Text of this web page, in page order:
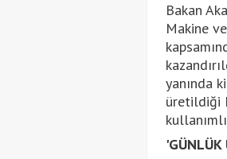
Bakan
Makine
yanında
üretildiği